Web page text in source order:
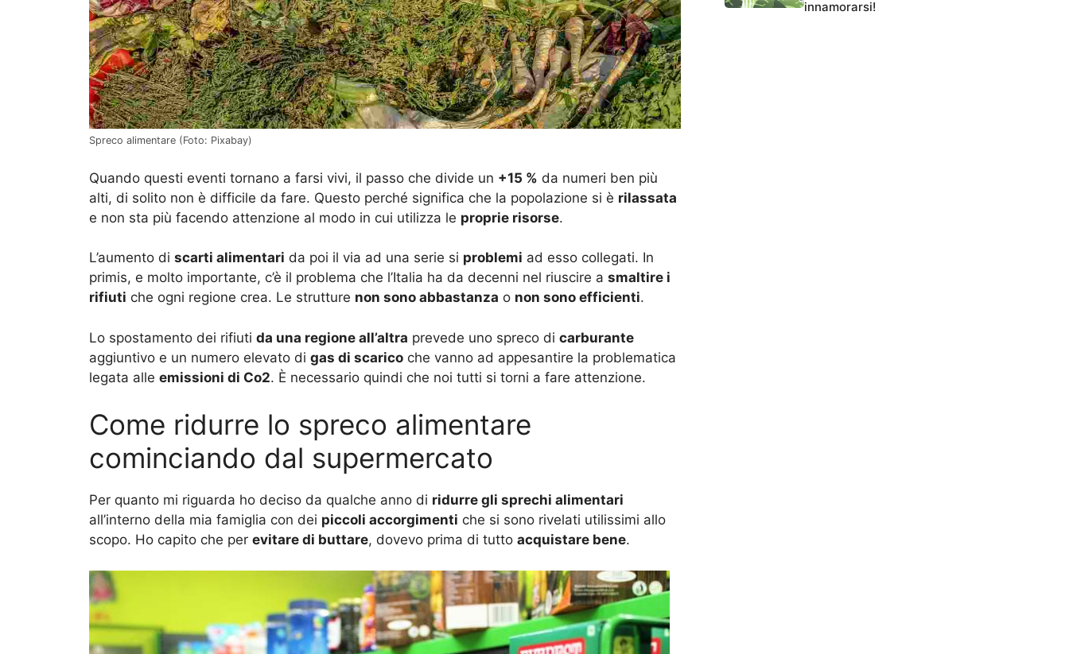
Spreco alimentare (Foto: Pixabay)
Quando questi eventi tornano a farsi vivi, il passo che divide un +15 % da numeri ben più
alti, di solito non è difficile da fare. Questo perché significa che la popolazione si è rilassata
e non sta più facendo attenzione al modo in cui utilizza le proprie risorse.
L’aumento di scarti alimentari da poi il via ad una serie si problemi ad esso collegati. In
primis, e molto importante, c’è il problema che l’Italia ha da decenni nel riuscire a smaltire i
rifiuti che ogni regione crea. Le strutture non sono abbastanza o non sono efficienti.
Lo spostamento dei rifiuti da una regione all’altra prevede uno spreco di carburante
aggiuntivo e un numero elevato di gas di scarico che vanno ad appesantire la problematica
legata alle emissioni di Co2. È necessario quindi che noi tutti si torni a fare attenzione.
Come ridurre lo spreco alimentare
cominciando dal supermercato
Per quanto mi riguarda ho deciso da qualche anno di ridurre gli sprechi alimentari
all’interno della mia famiglia con dei piccoli accorgimenti che si sono rivelati utilissimi allo
scopo. Ho capito che per evitare di buttare, dovevo prima di tutto acquistare bene.
innamorarsi!